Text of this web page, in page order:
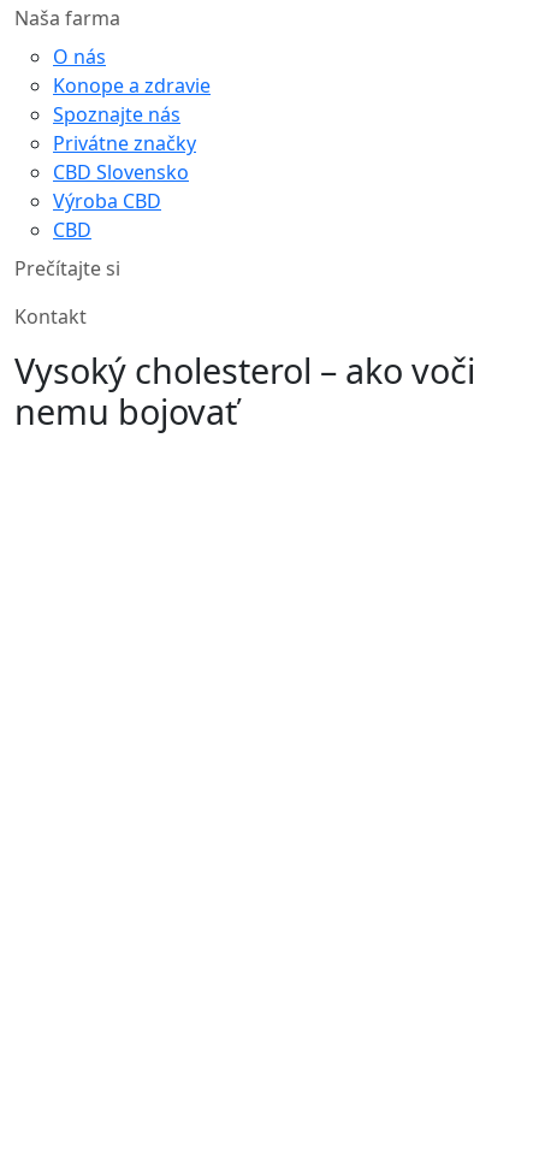
Naša farma
O nás
Konope a zdravie
Spoznajte nás
Privátne značky
CBD Slovensko
Výroba CBD
CBD
Prečítajte si
Kontakt
Vysoký cholesterol – ako voči
nemu bojovať